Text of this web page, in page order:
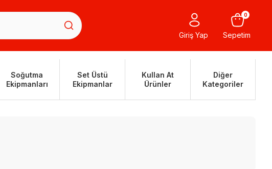
Giriş Yap Sepetim
0
Soğutma
Ekipmanları
Set Üstü
Ekipmanlar
Kullan At
Ürünler
Diğer
Kategoriler